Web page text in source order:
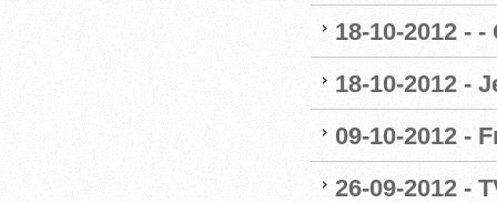
18-10-2012 - -
18-10-2012 -
09-10-2012 -
26-09-2012 -